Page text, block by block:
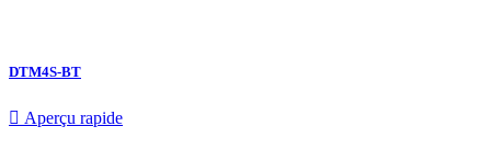
DTM4S-BT
 Aperçu rapide